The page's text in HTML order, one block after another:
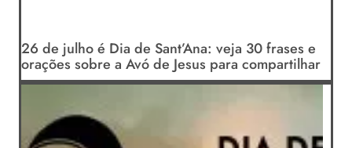
26 de julho é Dia de Sant’Ana: veja 30 frases e
orações sobre a Avó de Jesus para compartilhar